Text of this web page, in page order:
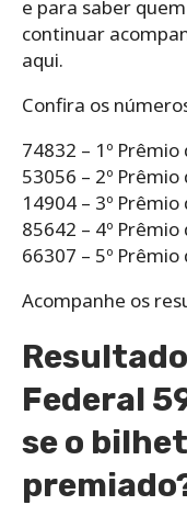
e para saber
continuar
aqui.
Confira os
74832 – 1º Prêmio
53056 – 2º Prêmio
14904 – 3º Prêmio
85642 – 4º Prêmio
66307 – 5º
Acompanhe os
Federal
se o